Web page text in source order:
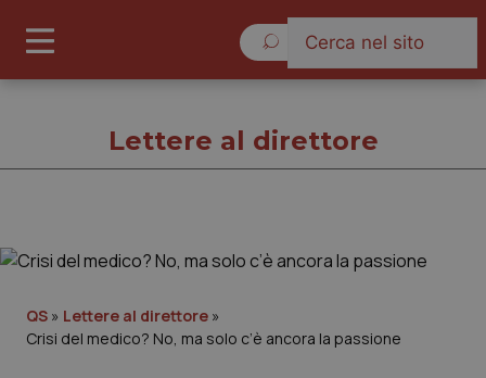
Cronache
Lettere al direttore
QS » Lettere al direttore »
Crisi del medico? No, ma solo c’è ancora la passione